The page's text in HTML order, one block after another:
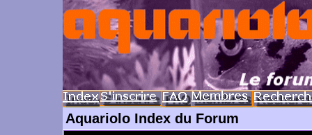
Aquariolo Index du Forum